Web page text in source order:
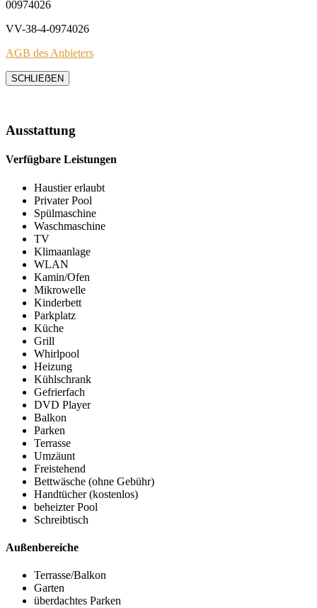
00974026
VV-38-4-0974026
AGB des Anbieters
SCHLIEẞEN
Ausstattung
Verfügbare Leistungen
Haustier erlaubt
Privater Pool
Spülmaschine
Waschmaschine
TV
Klimaanlage
WLAN
Kamin/Ofen
Mikrowelle
Kinderbett
Parkplatz
Küche
Grill
Whirlpool
Heizung
Kühlschrank
Gefrierfach
DVD Player
Balkon
Parken
Terrasse
Umzäunt
Freistehend
Bettwäsche (ohne Gebühr)
Handtücher (kostenlos)
beheizter Pool
Schreibtisch
Außenbereiche
Terrasse/Balkon
Garten
überdachtes Parken